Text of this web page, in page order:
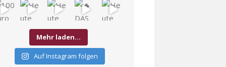
Mehr laden…
Auf Instagram folgen